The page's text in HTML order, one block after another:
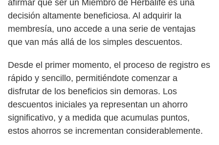
afirmar que ser un Miembro de Herbalife es una
decisión altamente beneficiosa. Al adquirir la
membresía, uno accede a una serie de ventajas
que van más allá de los simples descuentos.
Desde el primer momento, el proceso de registro es
rápido y sencillo, permitiéndote comenzar a
disfrutar de los beneficios sin demoras. Los
descuentos iniciales ya representan un ahorro
significativo, y a medida que acumulas puntos,
estos ahorros se incrementan considerablemente.